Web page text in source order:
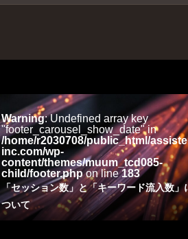
Warning: Undefined array key
"footer_carousel_show_date" in
/home/r2030708/public_html/
inc.com/wp-
content/themes/muum_tcd085-
child/footer.phpon line183
「セッション数」と「キーワード流入数」
ついて